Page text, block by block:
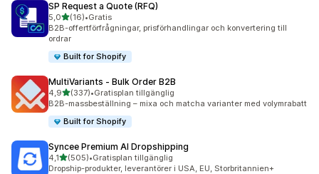
SP Request a Quote (RFQ)
5,0av 5 stjärnor
(16)
16 recensioner totalt
•Gratis
B2B-offertförfrågningar, prisförhandlingar och konvertering till
ordrar
Built for Shopify
MultiVariants ‑ Bulk Order B2B
4,9av 5 stjärnor
(337)
337 recensioner totalt
•Gratisplan tillgänglig
B2B-massbeställning – mixa och matcha varianter med volymrabatt
Built for Shopify
Syncee Premium AI Dropshipping
4,1av 5 stjärnor
(505)
505 recensioner totalt
•Gratisplan tillgänglig
Dropship-produkter, leverantörer i USA, EU, Storbritannien+